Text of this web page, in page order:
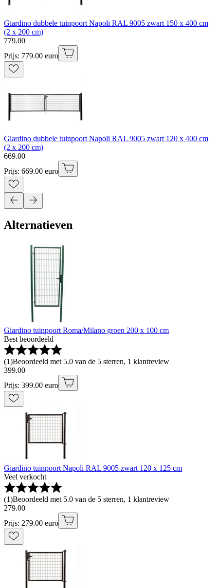
Giardino dubbele tuinpoort Napoli RAL 9005 zwart 150 x 400 cm
(2 x 200 cm)
779.00
Prijs: 779.00 euro
Giardino dubbele tuinpoort Napoli RAL 9005 zwart 120 x 400 cm
(2 x 200 cm)
669.00
Prijs: 669.00 euro
Alternatieven
Giardino tuinpoort Roma/Milano groen 200 x 100 cm
Best beoordeeld
(1)Beoordeeld met 5.0 van de 5 sterren, 1 klantreview
399.00
Prijs: 399.00 euro
Giardino tuinpoort Napoli RAL 9005 zwart 120 x 125 cm
Veel verkocht
(1)Beoordeeld met 5.0 van de 5 sterren, 1 klantreview
279.00
Prijs: 279.00 euro